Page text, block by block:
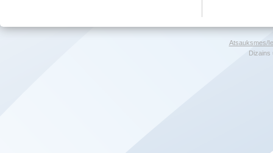
Atsauksmes/
Dizains